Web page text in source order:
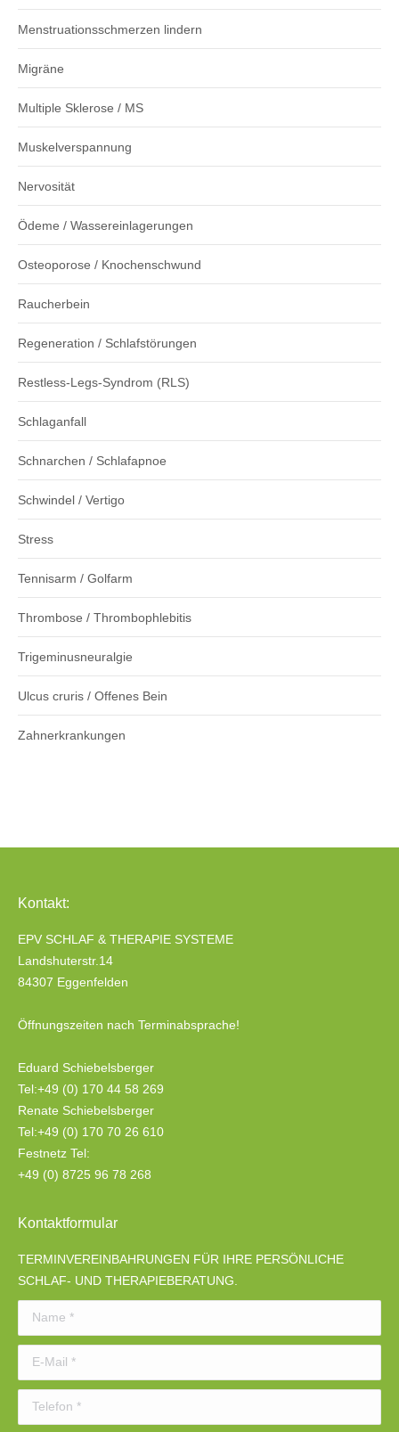
Menstruationsschmerzen lindern
Migräne
Multiple Sklerose / MS
Muskelverspannung
Nervosität
Ödeme / Wassereinlagerungen
Osteoporose / Knochenschwund
Raucherbein
Regeneration / Schlafstörungen
Restless-Legs-Syndrom (RLS)
Schlaganfall
Schnarchen / Schlafapnoe
Schwindel / Vertigo
Stress
Tennisarm / Golfarm
Thrombose / Thrombophlebitis
Trigeminusneuralgie
Ulcus cruris / Offenes Bein
Zahnerkrankungen
Kontakt:
EPV SCHLAF & THERAPIE SYSTEME
Landshuterstr.14
84307 Eggenfelden
Öffnungszeiten nach Terminabsprache!
Eduard Schiebelsberger
Tel:+49 (0) 170 44 58 269
Renate Schiebelsberger
Tel:+49 (0) 170 70 26 610
Festnetz Tel:
+49 (0) 8725 96 78 268
Kontaktformular
TERMINVEREINBAHRUNGEN FÜR IHRE PERSÖNLICHE
SCHLAF- UND THERAPIEBERATUNG.
Name *
E-Mail *
Telefon *